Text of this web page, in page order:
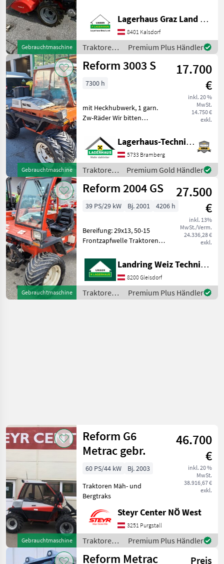
Gebrauchtmaschine
Maschinenmerkmale: 4-
Takt Benzinmotor HONDA
GX 270, 6, 3 KW / 8, 6 PS bei
3500 U/min 2 Vorwärts- und
2 Rückwärtsgänge, Schn
Lagerhaus Graz Land eGen
8401 Kalsdorf
Traktoren /
Reform
Premium Plus Händler
Gebrauchtmaschine
Reform 3003 S
17.700
€
inkl. 20 %
MwSt.
14.750 €
exkl.
7300 h
mit Heckhubwerk, 1 garn.
Zw-Räder Wir bitten
Ihren Besuch
bekanntzugeben, um
ausreichend Zeit für die
Beratung und eventuell
einer Probefah
Lagerhaus-Technik Bramberg
5733 Bramberg
Traktoren
/ Reform
Premium Gold Händler
Gebrauchtmaschine
Reform 2004 GS
27.500
€
inkl. 13%
MwSt./Verm.
24.336,28 €
exkl.
39 PS/29 kW Bj. 2001 4206 h
Bereifung: 29x13, 50-15
Frontzapfwelle Traktoren
Landring Weiz Technikzentrum Süd
8200 Gleisdorf
Traktoren /
Reform
Premium Plus Händler
Gebrauchtmaschine
Reform G6
Metrac gebr.
46.700
€
inkl. 20 %
MwSt.
38.916,67 €
exkl.
60 PS/44 kW
Bj. 2003
Traktoren Mäh- und
Bergtraks
Steyr Center NÖ West
3251 Purgstall
Traktoren /
Reform
Premium Plus Händler
Reform Metrac Preis